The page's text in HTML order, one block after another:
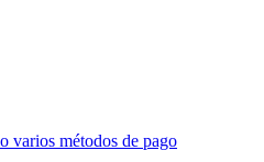
varios métodos de pago